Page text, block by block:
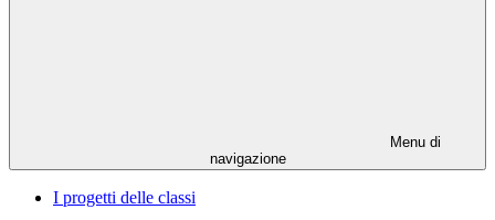
Menu di
navigazione
I progetti delle classi